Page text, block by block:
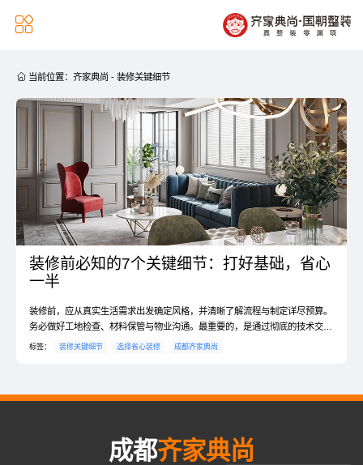

 当前位置： 齐家典尚 - 装修关键细节
装修前必知的7个关键细节：打好基础，省心
一半
装修前，应从真实生活需求出发确定风格，并清晰了解流程与制定详尽预算。
务必做好工地检查、材料保管与物业沟通。最重要的，是通过彻底的技术交
底，将一切设计细节落地确认，这是顺利开工的基石。
标签： 装修关键细节 选择省心装修 成都齐家典尚
成都齐家典尚